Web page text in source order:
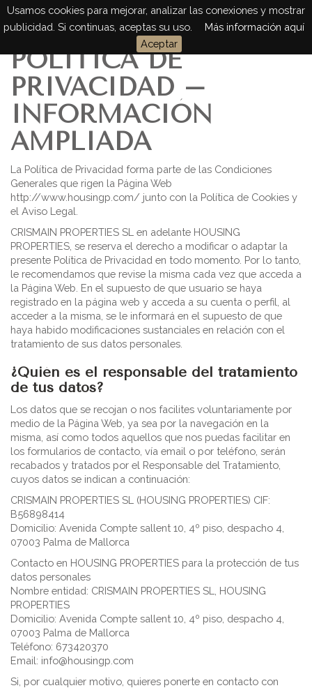
Usamos cookies para mejorar, analizar las conexiones y mostrar
publicidad. Si continuas, aceptas su uso.
Más información aquí
Aceptar
POLITICA DE
PRIVACIDAD –
INFORMACIÓN
AMPLIADA
La Política de Privacidad forma parte de las Condiciones
Generales que rigen la Página Web
http://www.housingp.com/ junto con la Política de Cookies y
el Aviso Legal.
CRISMAIN PROPERTIES SL en adelante HOUSING
PROPERTIES, se reserva el derecho a modificar o adaptar la
presente Política de Privacidad en todo momento. Por lo tanto,
le recomendamos que revise la misma cada vez que acceda a
la Página Web. En el supuesto de que usuario se haya
registrado en la página web y acceda a su cuenta o perfil, al
acceder a la misma, se le informará en el supuesto de que
haya habido modificaciones sustanciales en relación con el
tratamiento de sus datos personales.
¿Quién es el responsable del tratamiento
de tus datos?
Los datos que se recojan o nos facilites voluntariamente por
medio de la Página Web, ya sea por la navegación en la
misma, así como todos aquellos que nos puedas facilitar en
los formularios de contacto, vía email o por teléfono, serán
recabados y tratados por el Responsable del Tratamiento,
cuyos datos se indican a continuación:
CRISMAIN PROPERTIES SL (HOUSING PROPERTIES) CIF:
B56898414
Domicilio: Avenida Compte sallent 10, 4º piso, despacho 4,
07003 Palma de Mallorca
Contacto en HOUSING PROPERTIES para la protección de tus
datos personales
Nombre entidad: CRISMAIN PROPERTIES SL, HOUSING
PROPERTIES
Domicilio: Avenida Compte sallent 10, 4º piso, despacho 4,
07003 Palma de Mallorca
Teléfono: 673420370
Email: info@housingp.com
Si, por cualquier motivo, quieres ponerte en contacto con